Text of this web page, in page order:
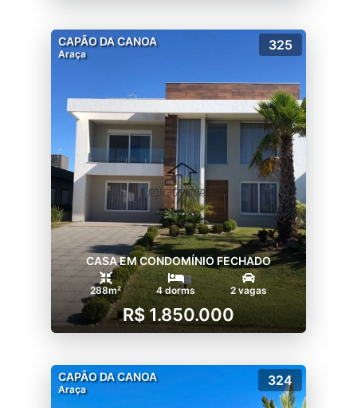
CAPÃO DA CANOA
Araça
325
CASA EM CONDOMÍNIO FECHADO
288m² 4 dorms 2 vagas
R$ 1.850.000
CAPÃO DA CANOA
Araça
324